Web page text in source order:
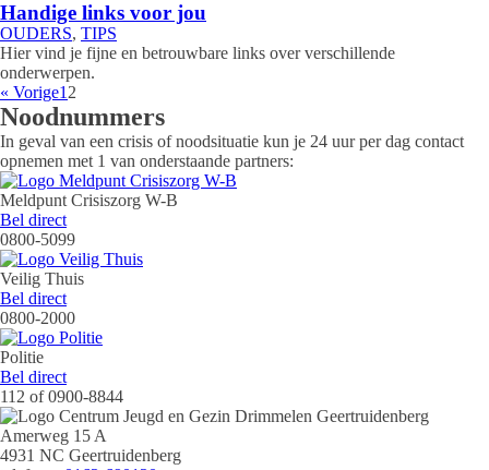
Handige links voor jou
OUDERS, TIPS
Hier vind je fijne en betrouwbare links over verschillende
onderwerpen.
« Vorige1 2
Noodnummers
In geval van een crisis of noodsituatie kun je 24 uur per dag contact
opnemen met 1 van onderstaande partners:
Meldpunt Crisiszorg W-B
Bel directmet Meldpunt Crisiszorg W-B
0800-5099
Veilig Thuis
Bel directmet Veilig Thuis
0800-2000
Politie
Bel directmet de Politie
112 of 0900-8844
Amerweg 15 A
4931 NC Geertruidenberg